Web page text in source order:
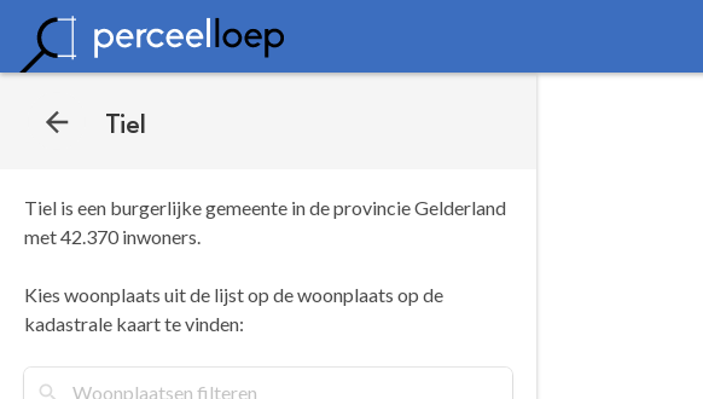
Tiel
Tiel is een burgerlijke gemeente in de provincie Gelderland
met 42.370 inwoners.
Kies woonplaats uit de lijst op de woonplaats op de
kadastrale kaart te vinden: